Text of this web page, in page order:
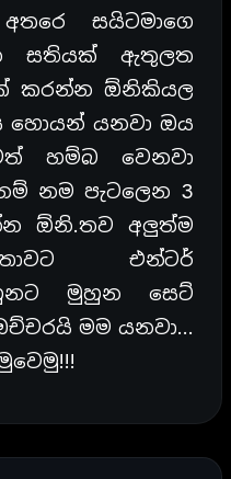
සයිටමාගෙ
සතියක් ඇතුලත
කරන්න ඕනිකියල
හොයන් යනවා ඔය
හම්බ වෙනවා
නම පැටලෙන 3
ඕනි.තව අලුත්ම
එන්ටර්
මුහුන සෙට්
මම යනවා…